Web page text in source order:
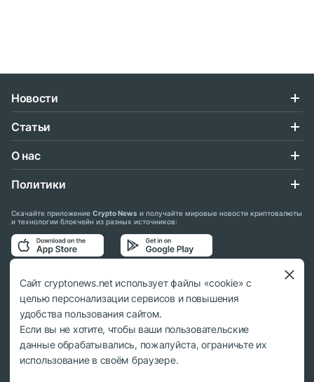
Новости
Статьи
О нас
Политики
Скачайте приложение Crypto News и получайте мировые новости криптовалюты
и технологии блокчейн из разных источников:
Подписывайтесь на нас в социальных сетях:
© 2018 - 2026 Crypto News. При использовании материалов ссылка на
cryptonews.net обязательна.
Сайт cryptonews.net использует файлы «cookie» с
целью персонализации сервисов и повышения
удобства пользования сайтом.
Если вы не хотите, чтобы ваши пользовательские
данные обрабатывались, пожалуйста, ограничьте их
использование в своём браузере.